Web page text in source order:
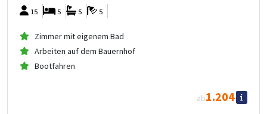
15 5
5
5
Zimmer mit eigenem Bad
Arbeiten auf dem Bauernhof
Bootfahren
ab1.204